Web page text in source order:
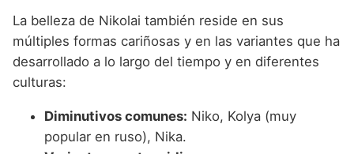
La belleza de Nikolai también reside en sus
múltiples formas cariñosas y en las variantes que ha
desarrollado a lo largo del tiempo y en diferentes
culturas:
Diminutivos comunes: Niko, Kolya (muy
popular en ruso), Nika.